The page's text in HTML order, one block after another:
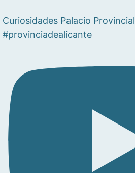
Curiosidades Palacio Provincial
#provinciadealicante